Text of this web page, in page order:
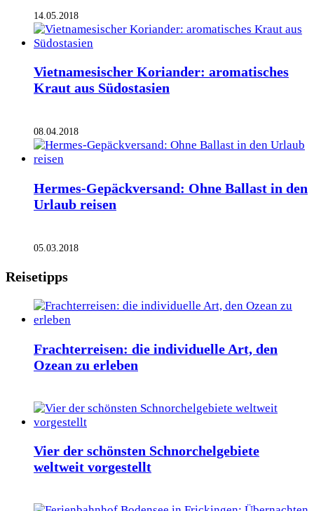
14.05.2018
Vietnamesischer Koriander: aromatisches
Kraut aus Südostasien
08.04.2018
Hermes-Gepäckversand: Ohne Ballast in den
Urlaub reisen
05.03.2018
Reisetipps
Frachterreisen: die individuelle Art, den
Ozean zu erleben
Vier der schönsten Schnorchelgebiete
weltweit vorgestellt